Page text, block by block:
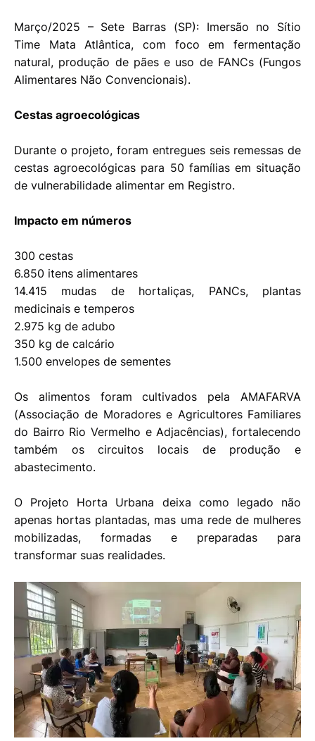
Março/2025 – Sete Barras (SP): Imersão no Sítio
Time Mata Atlântica, com foco em fermentação
natural, produção de pães e uso de FANCs (Fungos
Alimentares Não Convencionais).
Cestas agroecológicas
Durante o projeto, foram entregues seis remessas de
cestas agroecológicas para 50 famílias em situação
de vulnerabilidade alimentar em Registro.
Impacto em números
300 cestas
6.850 itens alimentares
14.415 mudas de hortaliças, PANCs, plantas
medicinais e temperos
2.975 kg de adubo
350 kg de calcário
1.500 envelopes de sementes
Os alimentos foram cultivados pela AMAFARVA
(Associação de Moradores e Agricultores Familiares
do Bairro Rio Vermelho e Adjacências), fortalecendo
também os circuitos locais de produção e
abastecimento.
O Projeto Horta Urbana deixa como legado não
apenas hortas plantadas, mas uma rede de mulheres
mobilizadas, formadas e preparadas para
transformar suas realidades.